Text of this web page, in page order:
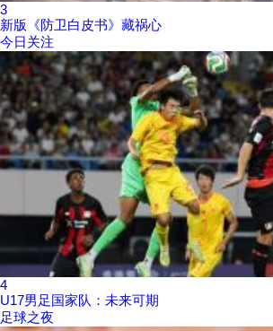
3
新版《防卫白皮书》藏祸心
今日关注
4
U17男足国家队：未来可期
足球之夜